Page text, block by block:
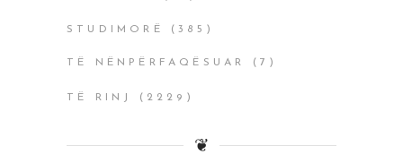
STUDIMORË (385)
TË NËNPËRFAQËSUAR (7)
TË RINJ (2229)
❦